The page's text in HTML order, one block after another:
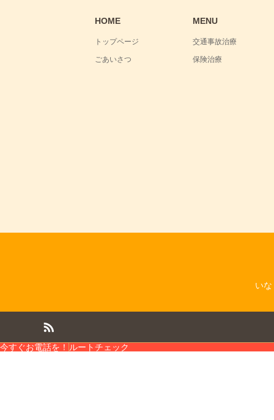
HOME
トップページ
ごあいさつ
MENU
交通事故治療
保険治療
い
今すぐお電話を！ ルートチェック